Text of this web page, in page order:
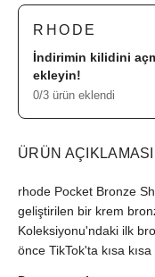
RHODE
İndirimin kilidini
ekleyin!
0/3 ürün eklendi
ÜRÜN AÇIKLAMASI
rhode Pocket Bronze
geliştirilen bir krem
Koleksiyonu'ndaki ilk
önce TikTok'ta kısa